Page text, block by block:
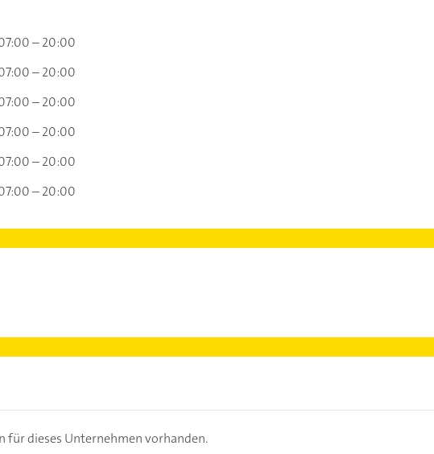
– 20:00
– 20:00
– 20:00
– 20:00
– 20:00
– 20:00
für dieses Unternehmen vorhanden.